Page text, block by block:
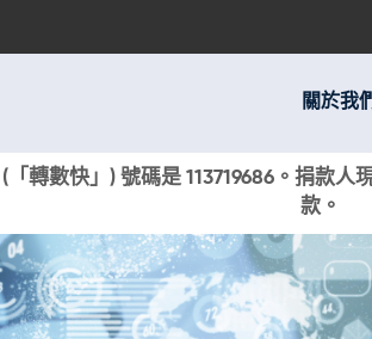
關於我
轉數快」) 號碼是 113719686。捐款
款。
癌症資訊
活動與獎項
新聞